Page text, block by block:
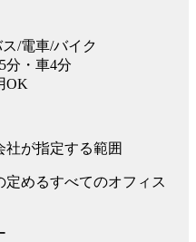
/電車/バイク
分・車4分
OK
が指定する範囲
めるすべてのオフィス